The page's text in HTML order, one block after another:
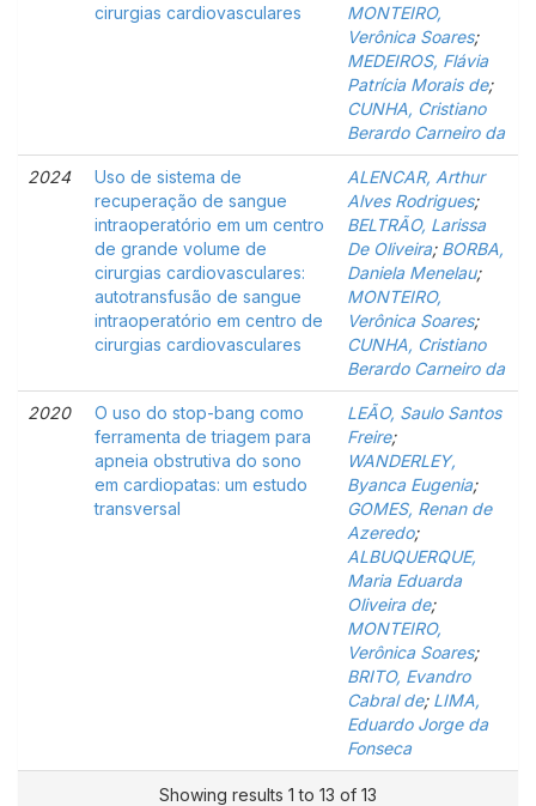
cirurgias cardiovasculares
MONTEIRO,
Verônica Soares;
MEDEIROS, Flávia
Patrícia Morais de;
CUNHA, Cristiano
Berardo Carneiro da
2024
Uso de sistema de
recuperação de sangue
intraoperatório em um centro
de grande volume de
cirurgias cardiovasculares:
autotransfusão de sangue
intraoperatório em centro de
cirurgias cardiovasculares
ALENCAR, Arthur
Alves Rodrigues;
BELTRÃO, Larissa
De Oliveira; BORBA,
Daniela Menelau;
MONTEIRO,
Verônica Soares;
CUNHA, Cristiano
Berardo Carneiro da
2020
O uso do stop-bang como
ferramenta de triagem para
apneia obstrutiva do sono
em cardiopatas: um estudo
transversal
LEÃO, Saulo Santos
Freire;
WANDERLEY,
Byanca Eugenia;
GOMES, Renan de
Azeredo;
ALBUQUERQUE,
Maria Eduarda
Oliveira de;
MONTEIRO,
Verônica Soares;
BRITO, Evandro
Cabral de; LIMA,
Eduardo Jorge da
Fonseca
Showing results 1 to 13 of 13